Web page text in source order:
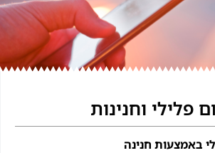
פלילי וחנינות
באמצעות חנינה